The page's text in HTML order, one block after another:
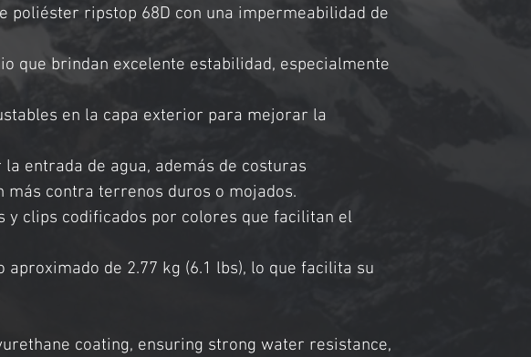
tent, ideal for 2 to 3 adults. This
interior and a generous vestibule
equipment storage. It’s perfect for
lightness.
poliéster ripstop 68D con una impermeabilidad de
que brindan excelente estabilidad, especialmente
en la capa exterior para mejorar la
entrada de agua, además de costuras
más contra terrenos duros o mojados.
clips codificados por colores que facilitan el
de 2.77 kg (6.1 lbs), lo que facilita su
coating, ensuring strong water resistance,